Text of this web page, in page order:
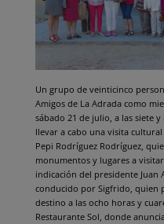
Un grupo de veinticinco
Amigos de La Adrada como
sábado 21 de julio, a las siete
llevar a cabo una visita
Pepi Rodríguez Rodríguez,
monumentos y lugares a
indicación del presidente
conducido por Sigfrido, quien
destino a las ocho horas y
Restaurante Sol, donde